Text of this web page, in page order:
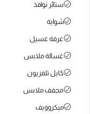
ستائر نوافذ
شواية
غرفة غسيل
غسالة ملابس
كابل تلفزيون
مجفف ملابس
ميكروويف